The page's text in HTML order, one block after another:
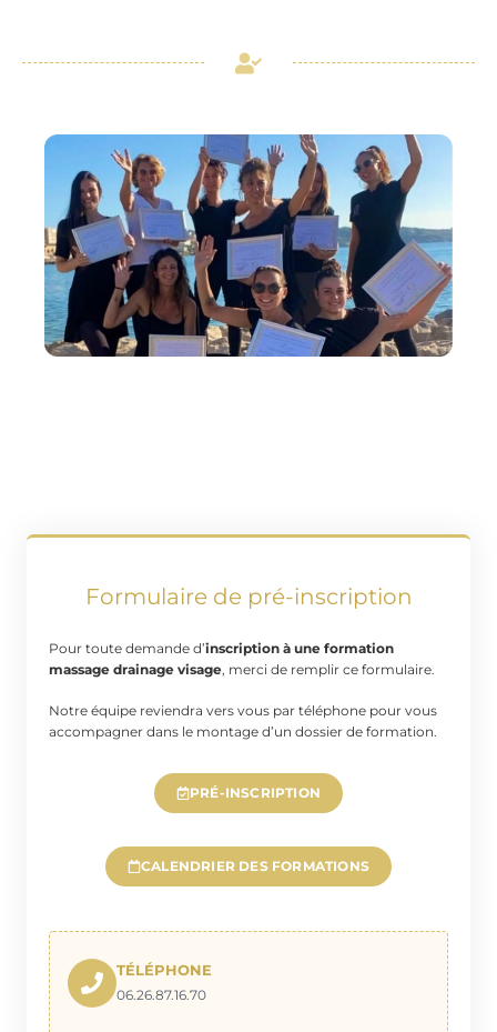
Formulaire de pré-inscription
Pour toute demande d’inscription à une formation
massage drainage visage, merci de remplir ce formulaire.
Notre équipe reviendra vers vous par téléphone pour vous
accompagner dans le montage d’un dossier de formation.
PRÉ-INSCRIPTION
CALENDRIER DES FORMATIONS
TÉLÉPHONE
06.26.87.16.70